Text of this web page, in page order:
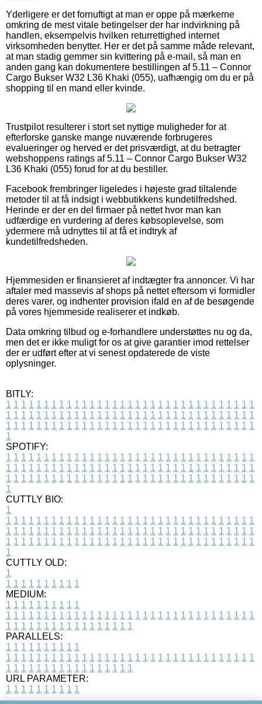
Yderligere er det fornuftigt at man er oppe på mærkerne
omkring de mest vitale betingelser der har indvirkning på
handlen, eksempelvis hvilken returrettighed internet
virksomheden benytter. Her er det på samme måde relevant,
at man stadig gemmer sin kvittering på e-mail, så man en
anden gang kan dokumentere bestillingen af 5.11 – Connor
Cargo Bukser W32 L36 Khaki (055), uafhængig om du er på
shopping til en mand eller kvinde.
Trustpilot resulterer i stort set nyttige muligheder for at
efterforske ganske mange nuværende forbrugeres
evalueringer og herved er det prisværdigt, at du betragter
webshoppens ratings af 5.11 – Connor Cargo Bukser W32
L36 Khaki (055) forud for at du bestiller.
Facebook frembringer ligeledes i højeste grad tiltalende
metoder til at få indsigt i webbutikkens kundetilfredshed.
Herinde er der en del firmaer på nettet hvor man kan
udfærdige en vurdering af deres købsoplevelse, som
ydermere må udnyttes til at få et indtryk af
kundetilfredsheden.
Hjemmesiden er finansieret af indtægter fra annoncer. Vi har
aftaler med massevis af shops på nettet eftersom vi formidler
deres varer, og indhenter provision ifald en af de besøgende
på vores hjemmeside realiserer et indkøb.
Data omkring tilbud og e-forhandlere understøttes nu og da,
men det er ikke muligt for os at give garantier imod rettelser
der er udført efter at vi senest opdaterede de viste
oplysninger.
BITLY:
1 1 1 1 1 1 1 1 1 1 1 1 1 1 1 1 1 1 1 1 1 1 1 1 1 1 1 1 1 1 1 1 1
1 1 1 1 1 1 1 1 1 1 1 1 1 1 1 1 1 1 1 1 1 1 1 1 1 1 1 1 1 1 1 1 1
1 1 1 1 1 1 1 1 1 1 1 1 1 1 1 1 1 1 1 1 1 1 1 1 1 1 1 1 1 1 1 1 1
1
SPOTIFY:
1 1 1 1 1 1 1 1 1 1 1 1 1 1 1 1 1 1 1 1 1 1 1 1 1 1 1 1 1 1 1 1 1
1 1 1 1 1 1 1 1 1 1 1 1 1 1 1 1 1 1 1 1 1 1 1 1 1 1 1 1 1 1 1 1 1
1 1 1 1 1 1 1 1 1 1 1 1 1 1 1 1 1 1 1 1 1 1 1 1 1 1 1 1 1 1 1 1 1
1
CUTTLY BIO:
1
1 1 1 1 1 1 1 1 1 1 1 1 1 1 1 1 1 1 1 1 1 1 1 1 1 1 1 1 1 1 1 1 1
1 1 1 1 1 1 1 1 1 1 1 1 1 1 1 1 1 1 1 1 1 1 1 1 1 1 1 1 1 1 1 1 1
1 1 1 1 1 1 1 1 1 1 1 1 1 1 1 1 1 1 1 1 1 1 1 1 1 1 1 1 1 1 1 1 1
1
CUTTLY OLD:
1
1 1 1 1 1 1 1 1 1 1
MEDIUM:
1 1 1 1 1 1 1 1 1 1
1 1 1 1 1 1 1 1 1 1 1 1 1 1 1 1 1 1 1 1 1 1 1 1 1 1 1 1 1 1 1 1 1
1 1 1 1 1 1 1 1 1 1 1 1 1 1 1 1 1
PARALLELS:
1 1 1 1 1 1 1 1 1 1
1 1 1 1 1 1 1 1 1 1 1 1 1 1 1 1 1 1 1 1 1 1 1 1 1 1 1 1 1 1 1 1 1
1 1 1 1 1 1 1 1 1 1 1 1 1 1 1 1 1
URL PARAMETER:
1 1 1 1 1 1 1 1 1 1